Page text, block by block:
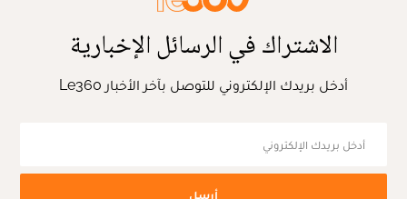
الاشتراك في الرسائل الإخبارية
أدخل بريدك الإلكتروني للتوصل بآخر الأخبار Le360
أرسل